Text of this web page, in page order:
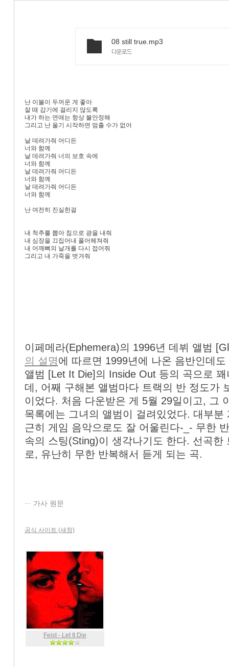
08 still true.mp3
다운로드
난 이불이 두꺼운 게 좋아
잘 때 감기에 걸리지 않도록
내가 하는 연애는 항상 불안정해
그리고 난 울기 시작하면 멈출 수가 없어
날 데려가줘 어디든
너와 함께
날 데려가줘 너의 보호 속에
너와 함께
날 데려가줘 어디든
너와 함께
날 데려가줘 어디든
너와 함께
난 여전히 진실한걸
내 척추를 뽑아 침으로 광을 내줘
내 심장을 끄집어내 풀어헤쳐줘
내 어깨뼈의 날개를 다시 접어줘
그리고 내 가죽을 벗겨줘
이페메라(Ephemera)의 1996년 데뷔 앨범
의 설명에 따르면 1999년에 나온 음반인데
앨범 [Let It Die]의 Inside Out 등의 곡으로
데, 어째 구해본 앨범마다 트랙의 반 정도가
이었다. 처음 다운받은 게 5월 29일이고, 그
목록에는 그녀의 앨범이 걸려있었다. 대부
근히 게임 음악으로도 잘 어울린다-_- 무한
속의 스팅(Sting)이 생각나기도 한다. 선곡한
로, 유난히 무한 반복해서 듣게 되는 곡.
가사 원문
공식 사이트 (새창)
Feist - Let It Die